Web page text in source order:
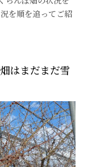
を順を追ってご紹
はまだまだ雪